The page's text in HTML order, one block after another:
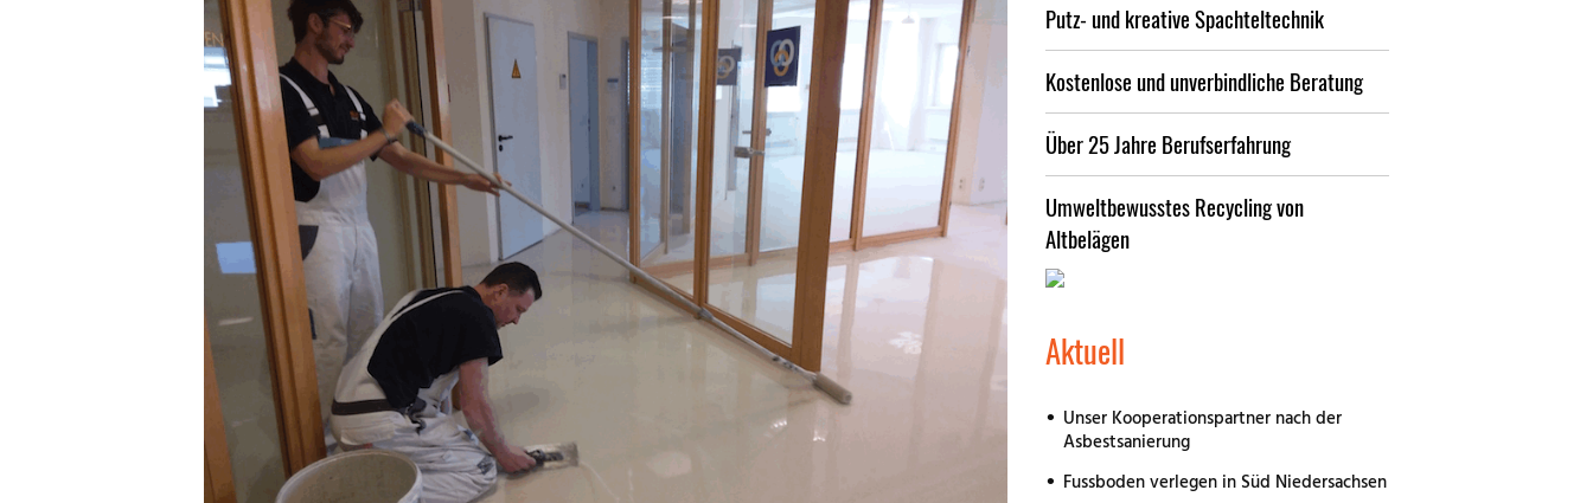
Putz- und kreative Spachteltechnik
Kostenlose und unverbindliche Beratung
Über 25 Jahre Berufserfahrung
Umweltbewusstes Recycling von
Altbelägen
Aktuell
Unser Kooperationspartner nach der
Asbestsanierung
Fussboden verlegen in Süd Niedersachsen